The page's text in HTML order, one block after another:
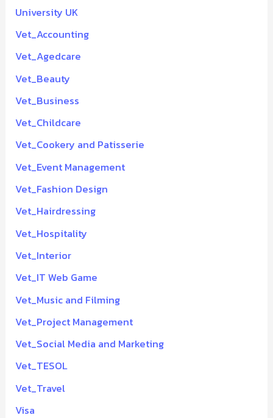
University UK
Vet_Accounting
Vet_Agedcare
Vet_Beauty
Vet_Business
Vet_Childcare
Vet_Cookery and Patisserie
Vet_Event Management
Vet_Fashion Design
Vet_Hairdressing
Vet_Hospitality
Vet_Interior
Vet_IT Web Game
Vet_Music and Filming
Vet_Project Management
Vet_Social Media and Marketing
Vet_TESOL
Vet_Travel
Visa